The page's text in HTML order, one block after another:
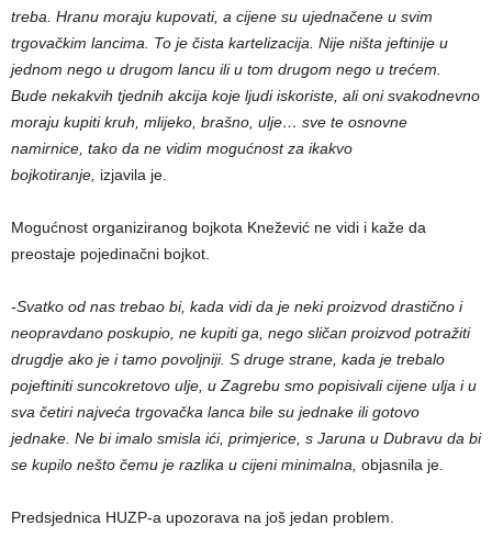
treba. Hranu moraju kupovati, a cijene su ujednačene u svim
trgovačkim lancima. To je čista kartelizacija. Nije ništa jeftinije u
jednom nego u drugom lancu ili u tom drugom nego u trećem.
Bude nekakvih tjednih akcija koje ljudi iskoriste, ali oni svakodnevno
moraju kupiti kruh, mlijeko, brašno, ulje… sve te osnovne
namirnice, tako da ne vidim mogućnost za ikakvo
bojkotiranje, izjavila je.
Mogućnost organiziranog bojkota Knežević ne vidi i kaže da
preostaje pojedinačni bojkot.
-Svatko od nas trebao bi, kada vidi da je neki proizvod drastično i
neopravdano poskupio, ne kupiti ga, nego sličan proizvod potražiti
drugdje ako je i tamo povoljniji. S druge strane, kada je trebalo
pojeftiniti suncokretovo ulje, u Zagrebu smo popisivali cijene ulja i u
sva četiri najveća trgovačka lanca bile su jednake ili gotovo
jednake. Ne bi imalo smisla ići, primjerice, s Jaruna u Dubravu da bi
se kupilo nešto čemu je razlika u cijeni minimalna, objasnila je.
Predsjednica HUZP-a upozorava na još jedan problem.